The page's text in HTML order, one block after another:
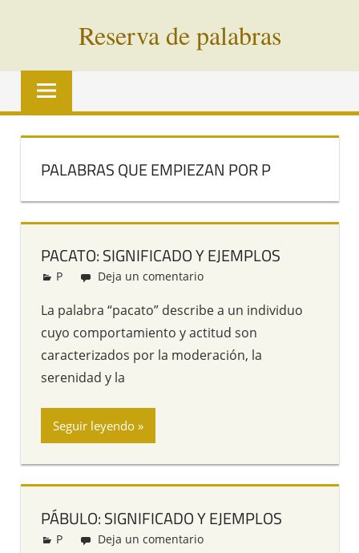
Reserva de palabras
Palabras
vías
PALABRAS QUE EMPIEZAN POR P
PACATO: SIGNIFICADO Y EJEMPLOS
Redacción
P Deja un comentario
La palabra “pacato” describe a un individuo
cuyo comportamiento y actitud son
caracterizados por la moderación, la
serenidad y la
Seguir leyendo
PÁBULO: SIGNIFICADO Y EJEMPLOS
Redacción
P Deja un comentario